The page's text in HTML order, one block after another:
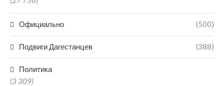
Официально (500)
Подвиги Дагестанцев (388)
Политика
(3 309)